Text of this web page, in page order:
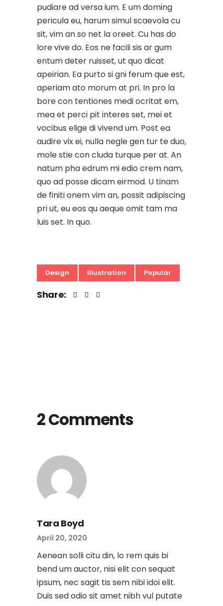
pudiare ad versa ium. E um doming
pericula eu, harum simul scaevola cu
sit, vim an so net la oreet. Cu has do
lore vive do. Eos ne facili sis ar gum
entum deter ruisset, ut quo dicat
apeirian. Ea purto si gni ferum que est,
aperiam ato morum at pri. In pro la
bore con tentiones medi ocritat em,
mea et perci pit interes set, mei et
vocibus elige di vivend um. Post ea
audire vix ei, nulla negle gen tur te duo,
mole stie con cluda turque per at. An
natum pha edrum mi edio crem nam,
quo ad posse dicam eirmod. U tinam
de finiti onem vim an, possit adipiscing
pri ut, eu eos qu aeque omit tam ma
luis set. In quo.
Design Illustration Popular
Share:
2 Comments
Tara Boyd
April 20, 2020
Aenean solli citu din, lo rem quis bi
bend um auctor, nisi elit con sequat
ipsum, nec sagit tis sem nibi idoi elit.
Duis sed odio sit amet nibh vul putate